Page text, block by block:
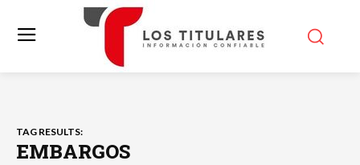
TAG RESULTS:
EMBARGOS